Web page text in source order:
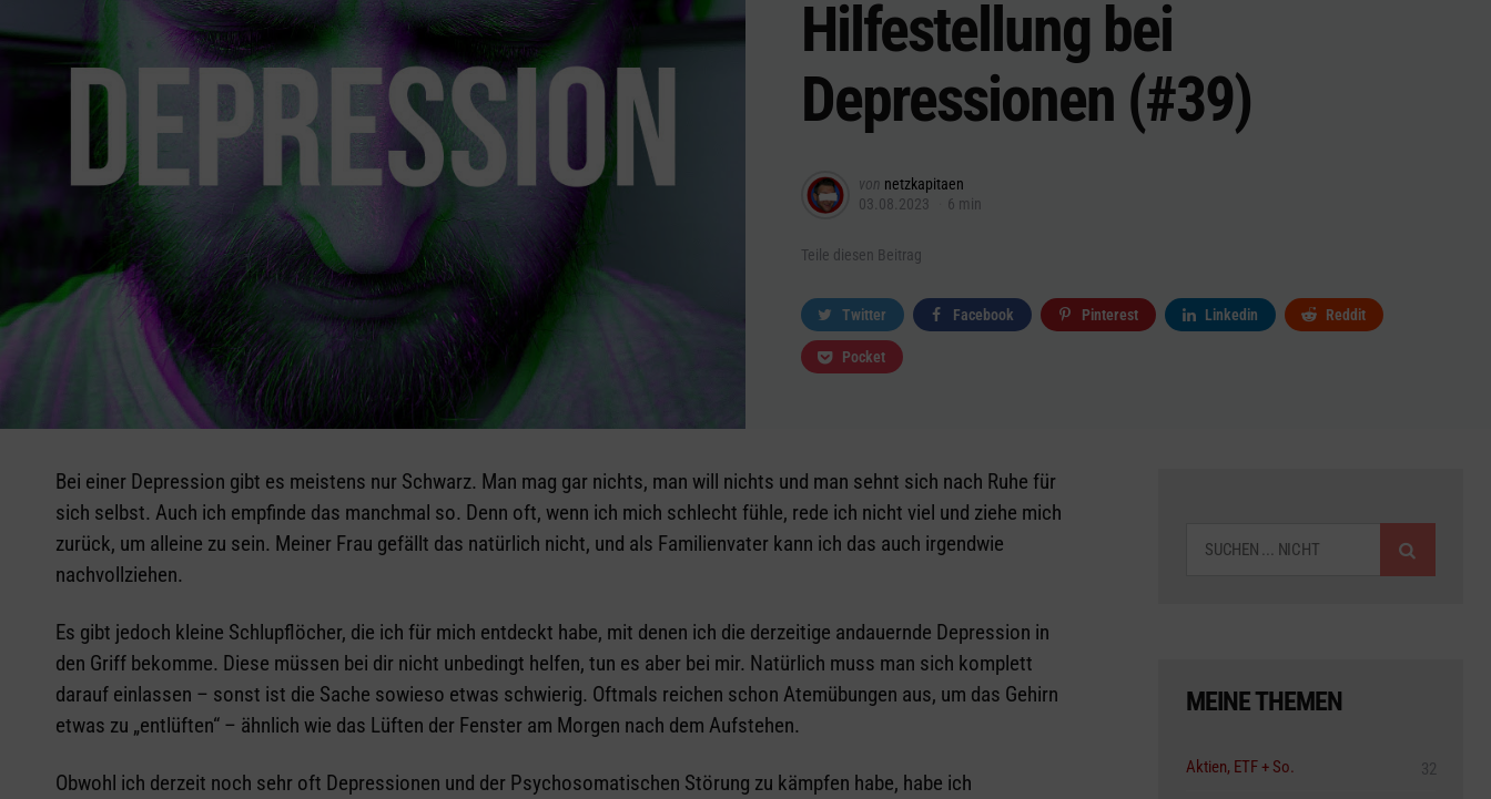
Hilfestellung bei
Depressionen (#39)
Posted
by
von netzkapitaen
03.08.2023
6 min
Teile diesen Beitrag
Twitter Facebook Pinterest Linkedin Reddit
Pocket
Bei einer Depression gibt es meistens nur Schwarz. Man mag gar nichts, man will nichts und man sehnt sich nach Ruhe für
sich selbst. Auch ich empfinde das manchmal so. Denn oft, wenn ich mich schlecht fühle, rede ich nicht viel und ziehe mich
zurück, um alleine zu sein. Meiner Frau gefällt das natürlich nicht, und als Familienvater kann ich das auch irgendwie
nachvollziehen.
Es gibt jedoch kleine Schlupflöcher, die ich für mich entdeckt habe, mit denen ich die derzeitige andauernde Depression in
den Griff bekomme. Diese müssen bei dir nicht unbedingt helfen, tun es aber bei mir. Natürlich muss man sich komplett
darauf einlassen – sonst ist die Sache sowieso etwas schwierig. Oftmals reichen schon Atemübungen aus, um das Gehirn
etwas zu „entlüften“ – ähnlich wie das Lüften der Fenster am Morgen nach dem Aufstehen.
Obwohl ich derzeit noch sehr oft Depressionen und der Psychosomatischen Störung zu kämpfen habe, habe ich
MEINE THEMEN
Aktien, ETF + So. 32